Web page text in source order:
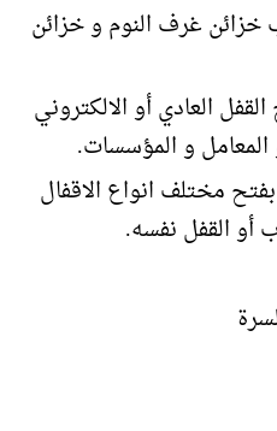
خزائن غرف النوم و خزائن
العادي أو الالكتروني
المعامل و المؤسسات.
مختلف انواع الاقفال
أو القفل نفسه.